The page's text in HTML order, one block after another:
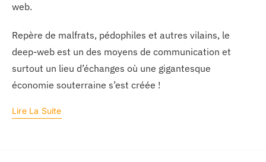
web.
Repère de malfrats, pédophiles et autres vilains, le
deep-web est un des moyens de communication et
surtout un lieu d’échanges où une gigantesque
économie souterraine s’est créée !
Lire La Suite